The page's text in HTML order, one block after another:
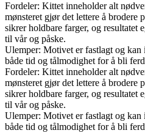
Fordeler: Kittet inneholder alt
mønsteret gjør det lettere å brodere
sikrer holdbare farger, og resultatet
til vår og påske.
Ulemper: Motivet er fastlagt og kan
både tid og tålmodighet for å bli
Fordeler: Kittet inneholder alt
mønsteret gjør det lettere å brodere
sikrer holdbare farger, og resultatet
til vår og påske.
Ulemper: Motivet er fastlagt og kan
både tid og tålmodighet for å bli